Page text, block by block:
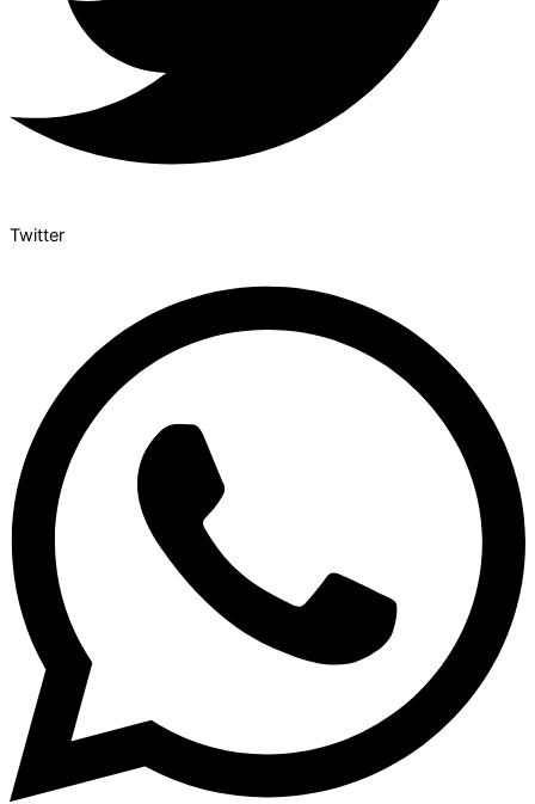
Twitter